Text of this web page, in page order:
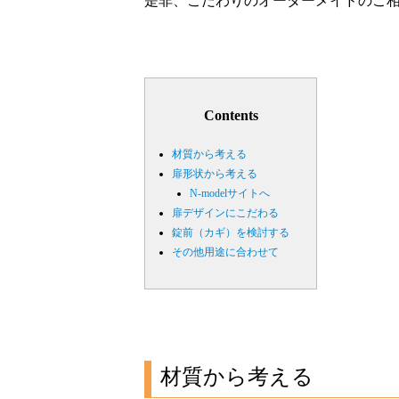
Contents
材質から考える
扉形状から考える
N-modelサイトへ
扉デザインにこだわる
錠前（カギ）を検討する
その他用途に合わせて
材質から考える